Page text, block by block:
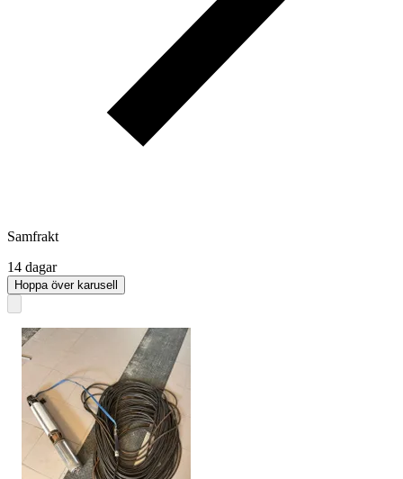
Samfrakt
14 dagar
Hoppa över karusell